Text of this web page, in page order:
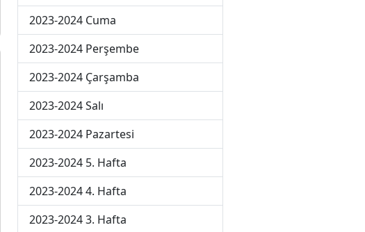
2023-2024 Cuma
2023-2024 Perşembe
2023-2024 Çarşamba
2023-2024 Salı
2023-2024 Pazartesi
2023-2024 5. Hafta
2023-2024 4. Hafta
2023-2024 3. Hafta